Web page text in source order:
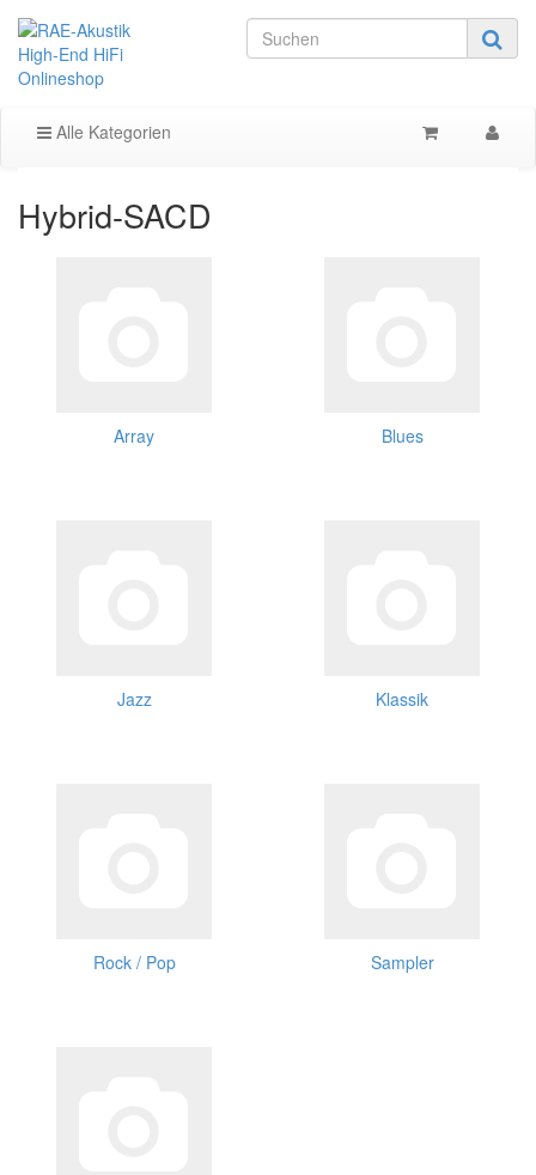
Alle Kategorien
Hybrid-SACD
Array Blues
Jazz Klassik
Rock / Pop Sampler